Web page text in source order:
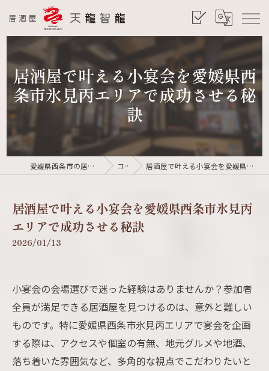
居酒屋で叶える小宴会を愛媛県西
条市氷見丙エリアで成功させる秘
訣
愛媛県西条市の居酒屋なら居酒屋 天龍智龍 コラム 居酒屋で叶える小宴会を愛媛県西条市氷見丙エリアで成功させる秘訣
居酒屋で叶える小宴会を愛媛県西条市氷見丙
エリアで成功させる秘訣
2026/01/13
小宴会の会場選びで迷った経験はありませんか？参加者
全員が満足できる居酒屋を見つけるのは、意外と難しい
ものです。特に愛媛県西条市氷見丙エリアで宴会を企画
する際は、アクセスや個室の有無、地元グルメや地酒、
落ち着いた雰囲気など、多角的な視点でこだわりたいと